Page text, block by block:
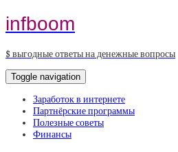
infboom
$ выгодные ответы на денежные вопросы
Toggle navigation
Заработок в интернете
Партнёрские программы
Полезные советы
Финансы